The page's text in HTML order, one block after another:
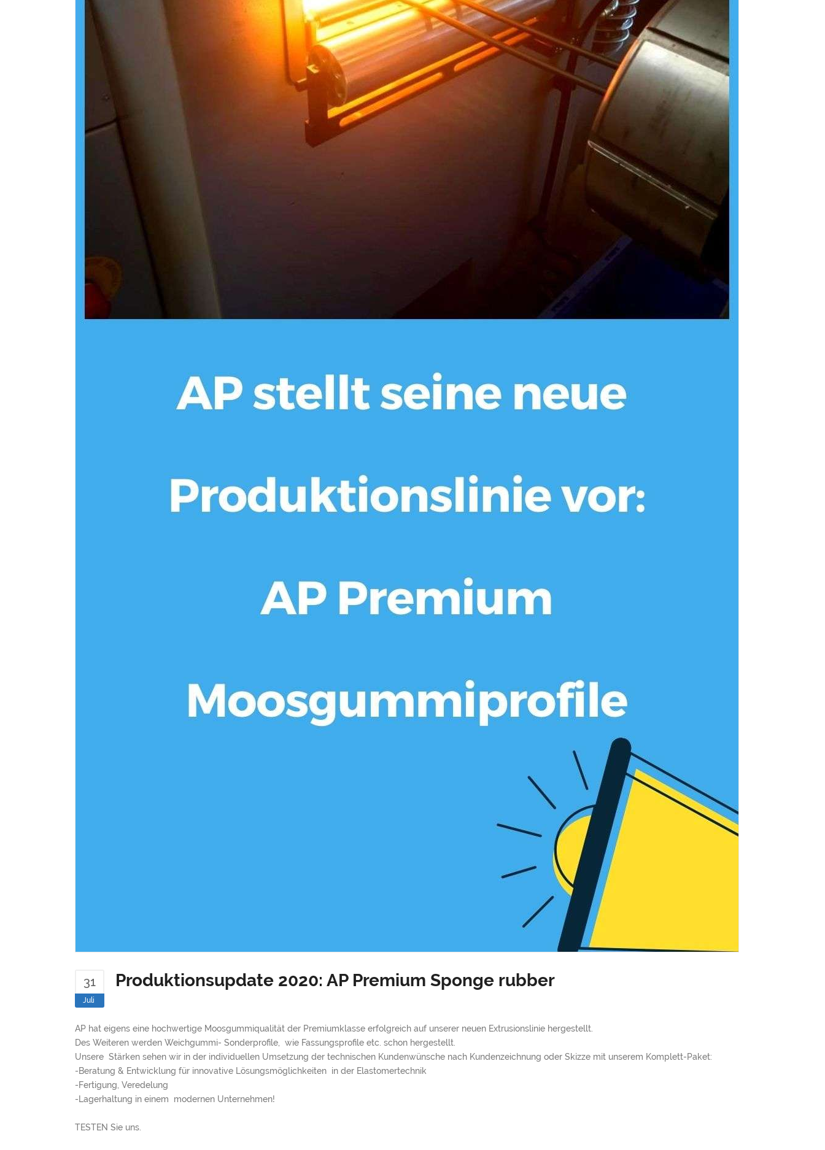
31
Juli
Produktionsupdate 2020: AP Premium Sponge rubber
AP hat eigens eine hochwertige Moosgummiqualität der Premiumklasse erfolgreich auf unserer neuen Extrusionslinie hergestellt.
Des Weiteren werden Weichgummi- Sonderprofile, wie Fassungsprofile etc. schon hergestellt.
Unsere Stärken sehen wir in der individuellen Umsetzung der technischen Kundenwünsche nach Kundenzeichnung oder Skizze mit unserem Komplett-Paket:
-Beratung & Entwicklung für innovative Lösungsmöglichkeiten in der Elastomertechnik
-Fertigung, Veredelung
-Lagerhaltung in einem modernen Unternehmen!
TESTEN Sie uns.